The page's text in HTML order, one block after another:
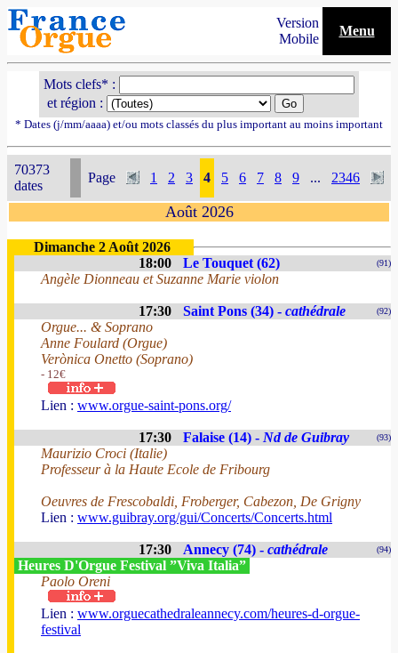
Version
Mobile
Menu
Mots clefs* :
et région :
* Dates (j/mm/aaaa) et/ou mots classés du plus important au moins important
70373
dates
Page 1 2 3 4 5 6 7 8 9 ... 2346
Août 2026
Dimanche 2 Août 2026
18:00
Le Touquet (62) (91)
Angèle Dionneau et Suzanne Marie violon
17:30 Saint Pons (34) - cathédrale (92)
Orgue... & Soprano
Anne Foulard (Orgue)
Verònica Onetto (Soprano)
- 12€
Lien : www.orgue-saint-pons.org/
17:30 Falaise (14) - Nd de Guibray (93)
Maurizio Croci (Italie)
Professeur à la Haute Ecole de Fribourg
Oeuvres de Frescobaldi, Froberger, Cabezon, De Grigny
Lien : www.guibray.org/gui/Concerts/Concerts.html
17:30 Annecy (74) - cathédrale (94)
Heures D'Orgue Festival ”Viva Italia”
Paolo Oreni
Lien : www.orguecathedraleannecy.com/heures-d-orgue-
festival